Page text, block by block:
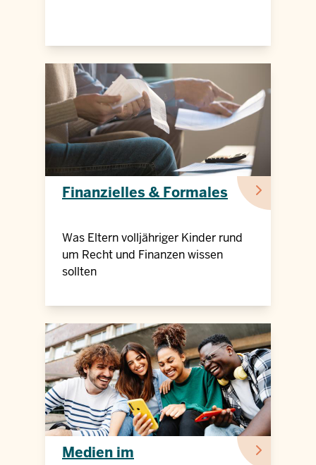
Finanzielles & Formales
Was Eltern volljähriger Kinder rund
um Recht und Finanzen wissen
sollten
Medien im